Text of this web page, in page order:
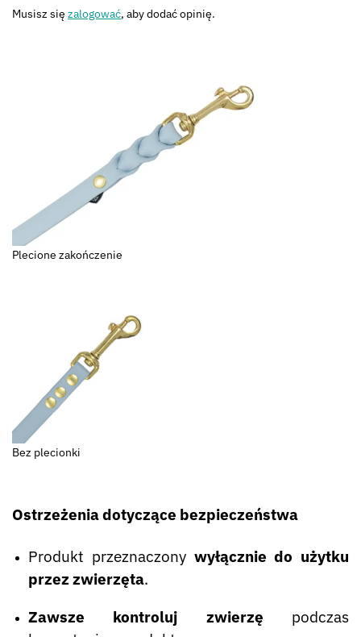
Musisz się zalogować, aby dodać opinię.
Plecione zakończenie
Bez plecionki
Ostrzeżenia dotyczące bezpieczeństwa
Produkt przeznaczony wyłącznie do użytku
przez zwierzęta.
Zawsze kontroluj zwierzę podczas